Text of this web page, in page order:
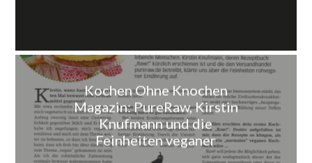
Kochen Ohne Knochen
Magazin: PureRaw, Kirstin
Knufmann und die
Feinheiten veganer